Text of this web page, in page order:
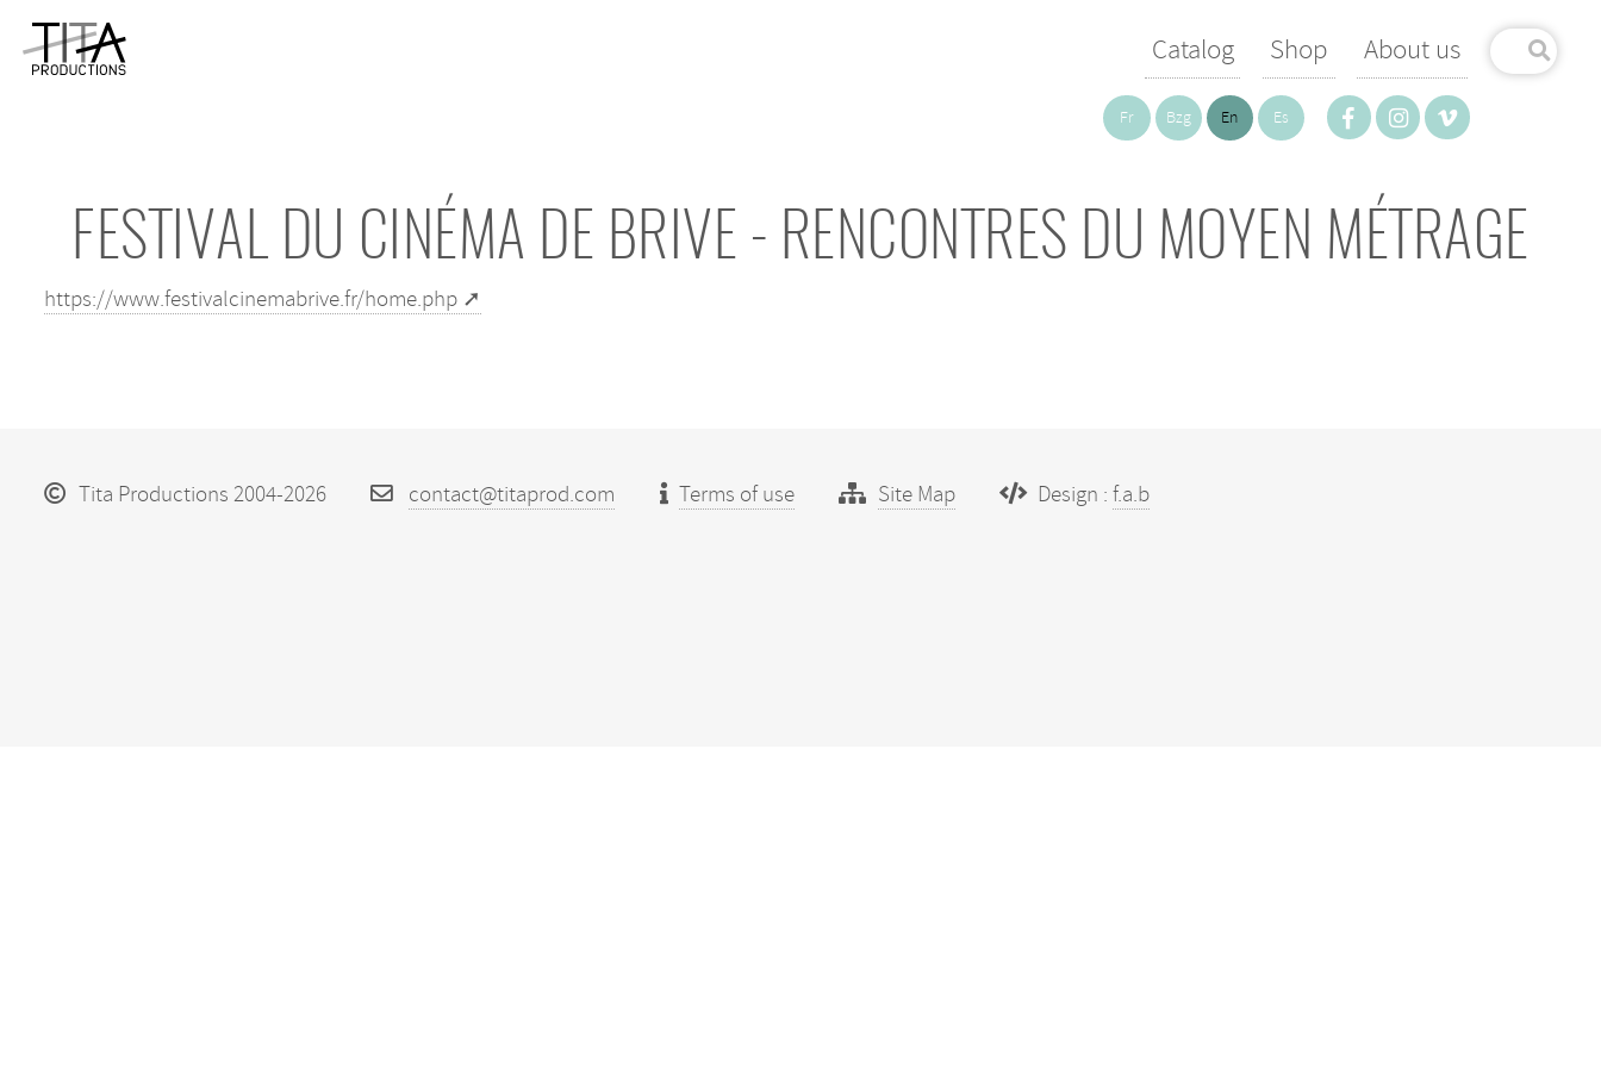
Catalog Shop About us
Fr Bzg En Es
FESTIVAL DU CINÉMA DE BRIVE - RENCONTRES DU MOYEN MÉTRAGE
https://www.festivalcinemabrive.fr/home.php
Tita Productions 2004-2026 contact@titaprod.com Terms of use Site Map Design :f.a.b